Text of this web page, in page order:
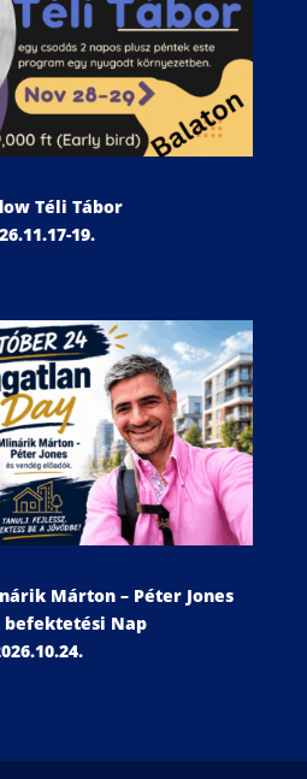
Téli Tábor
19.
Márton – Péter Jones
befektetési Nap